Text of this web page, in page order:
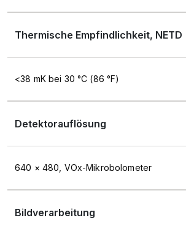
Thermische Empfindlichkeit, NETD
<38 mK bei 30 °C (86 °F)
Detektorauflösung
640 × 480, VOx-Mikrobolometer
Bildverarbeitung